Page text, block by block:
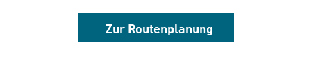
Zur Routenplanung